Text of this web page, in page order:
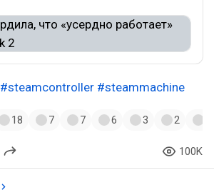
#steamcontroller #steammachine
18 7 7 6 3 2
100K